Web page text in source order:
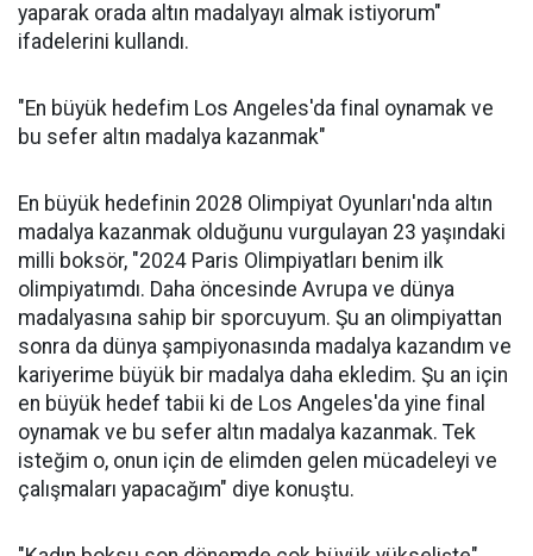
yaparak orada altın madalyayı almak istiyorum"
ifadelerini kullandı.
"En büyük hedefim Los Angeles'da final oynamak ve
bu sefer altın madalya kazanmak"
En büyük hedefinin 2028 Olimpiyat Oyunları'nda altın
madalya kazanmak olduğunu vurgulayan 23 yaşındaki
milli boksör, "2024 Paris Olimpiyatları benim ilk
olimpiyatımdı. Daha öncesinde Avrupa ve dünya
madalyasına sahip bir sporcuyum. Şu an olimpiyattan
sonra da dünya şampiyonasında madalya kazandım ve
kariyerime büyük bir madalya daha ekledim. Şu an için
en büyük hedef tabii ki de Los Angeles'da yine final
oynamak ve bu sefer altın madalya kazanmak. Tek
isteğim o, onun için de elimden gelen mücadeleyi ve
çalışmaları yapacağım" diye konuştu.